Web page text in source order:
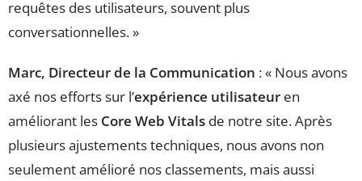
requêtes des utilisateurs, souvent plus
conversationnelles. »
Marc, Directeur de la Communication : « Nous avons
axé nos efforts sur l’expérience utilisateur en
améliorant les Core Web Vitals de notre site. Après
plusieurs ajustements techniques, nous avons non
seulement amélioré nos classements, mais aussi